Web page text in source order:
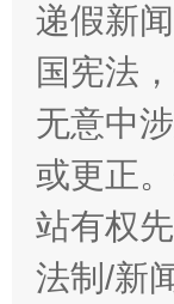
以
递假新
国宪法
无意中
或更正
站有权
法制/新